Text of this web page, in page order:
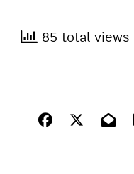
85 total views